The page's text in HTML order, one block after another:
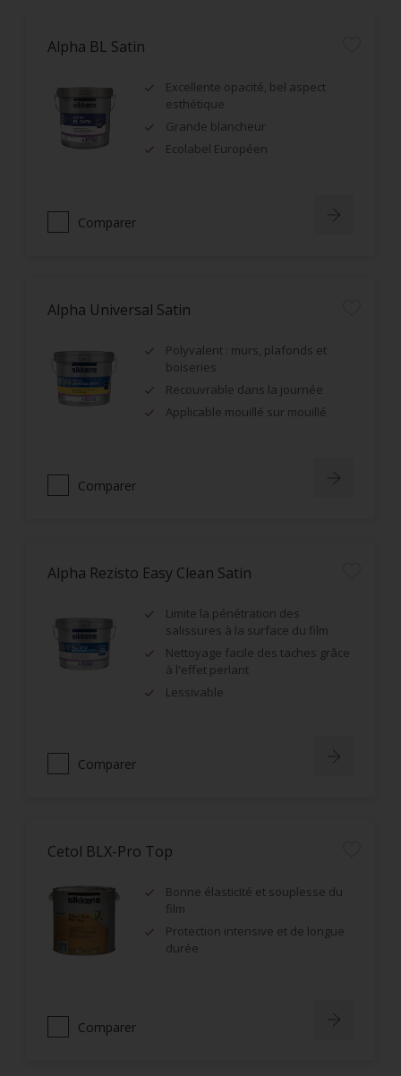
Alpha BL Satin
Excellente opacité, bel aspect
esthétique
Grande blancheur
Ecolabel Européen
Comparer
Alpha Universal Satin
Polyvalent : murs, plafonds et
boiseries
Recouvrable dans la journée
Applicable mouillé sur mouillé
Comparer
Alpha Rezisto Easy Clean Satin
Limite la pénétration des
salissures à la surface du film
Nettoyage facile des taches grâce
à l'effet perlant
Lessivable
Comparer
Cetol BLX-Pro Top
Bonne élasticité et souplesse du
film
Protection intensive et de longue
durée
Comparer